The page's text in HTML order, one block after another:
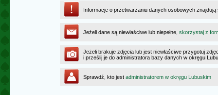
Informacje o przetwarzaniu danych osobowych
Jeżeli dane są niewłaściwe lub niepełne, skorzystaj z
Jeżeli brakuje zdjęcia lub jest niewłaściwe przygotuj
i prześlij je do administratora bazy danych w okręgu
Sprawdź, kto jest administratorem w okręgu Lubuskim